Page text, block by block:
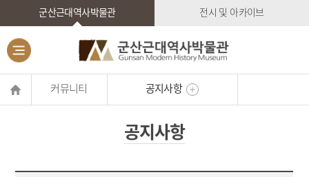
군산근대역사박물관 전시 및 아카이브
커뮤니티 공지사항
공지사항